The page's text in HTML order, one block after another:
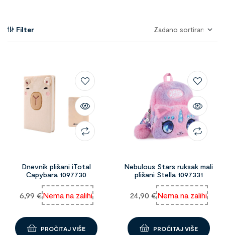
Filter
Dnevnik plišani iTotal
Capybara 1097730
6,99 €Nema na zalihi
PROČITAJ VIŠE
Nebulous Stars ruksak mali
plišani Stella 1097331
24,90 €Nema na zalihi
PROČITAJ VIŠE